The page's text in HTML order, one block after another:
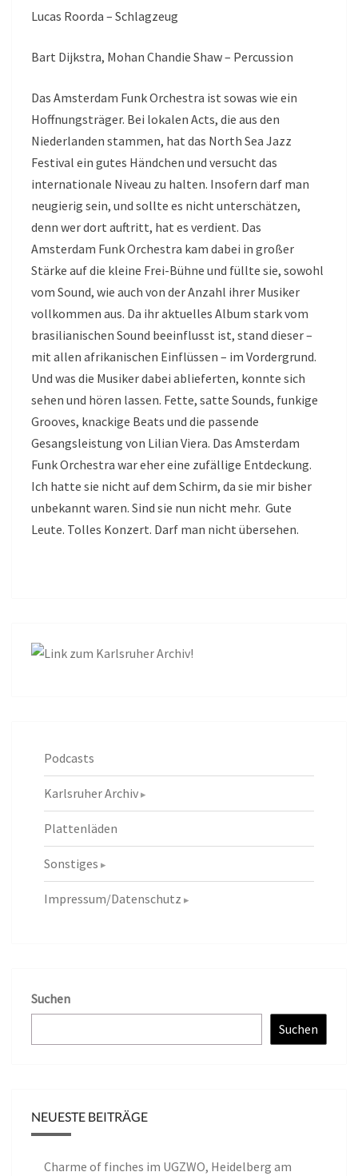
Lucas Roorda – Schlagzeug
Bart Dijkstra, Mohan Chandie Shaw – Percussion
Das Amsterdam Funk Orchestra ist sowas wie ein
Hoffnungsträger. Bei lokalen Acts, die aus den
Niederlanden stammen, hat das North Sea Jazz
Festival ein gutes Händchen und versucht das
internationale Niveau zu halten. Insofern darf man
neugierig sein, und sollte es nicht unterschätzen,
denn wer dort auftritt, hat es verdient. Das
Amsterdam Funk Orchestra kam dabei in großer
Stärke auf die kleine Frei-Bühne und füllte sie, sowohl
vom Sound, wie auch von der Anzahl ihrer Musiker
vollkommen aus. Da ihr aktuelles Album stark vom
brasilianischen Sound beeinflusst ist, stand dieser –
mit allen afrikanischen Einflüssen – im Vordergrund.
Und was die Musiker dabei ablieferten, konnte sich
sehen und hören lassen. Fette, satte Sounds, funkige
Grooves, knackige Beats und die passende
Gesangsleistung von Lilian Viera. Das Amsterdam
Funk Orchestra war eher eine zufällige Entdeckung.
Ich hatte sie nicht auf dem Schirm, da sie mir bisher
unbekannt waren. Sind sie nun nicht mehr. Gute
Leute. Tolles Konzert. Darf man nicht übersehen.
Podcasts
Karlsruher Archiv
Plattenläden
Sonstiges
Impressum/Datenschutz
Suchen
Suchen
NEUESTE BEITRÄGE
Charme of finches im UGZWO, Heidelberg am